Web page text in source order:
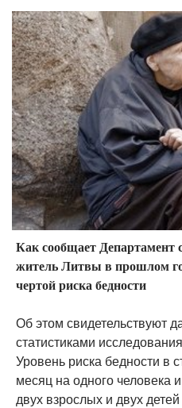
Как сообщает
житель Литвы в прошлом
чертой риска бедности
Об этом свидетельствуют
статистиками
Уровень риска бедности в
месяц на одного человека
двух взрослых и двух